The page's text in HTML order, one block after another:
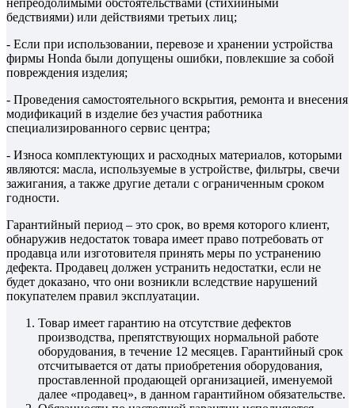
бедствиями) или действиями третьих лиц;
- Если при использовании, перевозе и хранении устройства
фирмы Honda были допущены ошибки, повлекшие за собой
повреждения изделия;
- Проведения самостоятельного вскрытия, ремонта и внесения
модификаций в изделие без участия работника
специализированного сервис центра;
- Износа комплектующих и расходных материалов, которыми
являются: масла, используемые в устройстве, фильтры, свечи
зажигания, а также другие детали с ограниченным сроком
годности.
Гарантийный период – это срок, во время которого клиент,
обнаружив недостаток товара имеет право потребовать от
продавца или изготовителя принять меры по устранению
дефекта. Продавец должен устранить недостатки, если не
будет доказано, что они возникли вследствие нарушений
покупателем правил эксплуатации.
Товар имеет гарантию на отсутствие дефектов
производства, препятствующих нормальной работе
оборудования, в течение 12 месяцев. Гарантийный срок
отсчитывается от даты приобретения оборудования,
проставленной продающей организацией, именуемой
далее «продавец», в данном гарантийном обязательстве.